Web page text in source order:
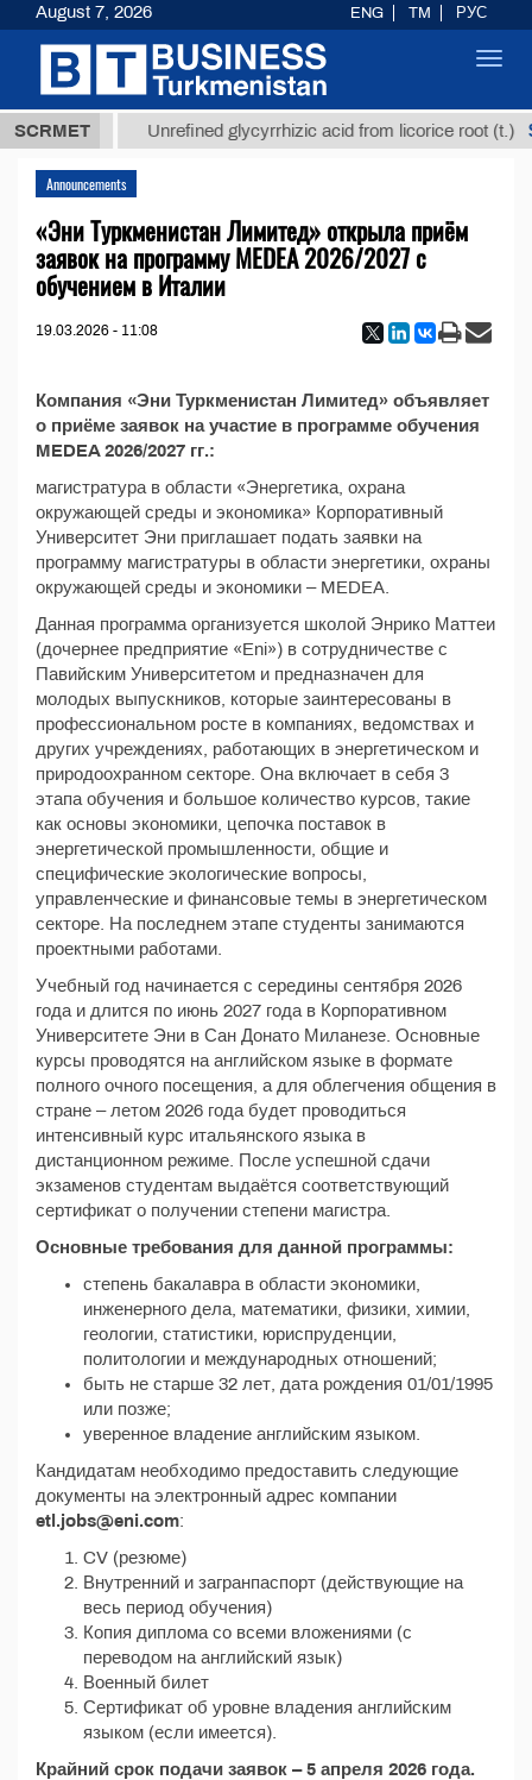
SCRMET
ТМТ Unrefined glycyrrhizic acid from licorice root (t.)
Announcements
«Эни Туркменистан Лимитед» открыла приём
заявок на программу MEDEA 2026/2027 с
обучением в Италии
19.03.2026 - 11:08
Компания «Эни Туркменистан Лимитед» объявляет
о приёме заявок на участие в программе обучения
MEDEA 2026/2027 гг.:
магистратура в области «Энергетика, охрана
окружающей среды и экономика» Корпоративный
Университет Эни приглашает подать заявки на
программу магистратуры в области энергетики, охраны
окружающей среды и экономики – MEDEA.
Данная программа организуется школой Энрико Маттеи
(дочернее предприятие «Eni») в сотрудничестве с
Павийским Университетом и предназначен для
молодых выпускников, которые заинтересованы в
профессиональном росте в компаниях, ведомствах и
других учреждениях, работающих в энергетическом и
природоохранном секторе. Она включает в себя 3
этапа обучения и большое количество курсов, такие
как основы экономики, цепочка поставок в
энергетической промышленности, общие и
специфические экологические вопросы,
управленческие и финансовые темы в энергетическом
секторе. На последнем этапе студенты занимаются
проектными работами.
Учебный год начинается с середины сентября 2026
года и длится по июнь 2027 года в Корпоративном
Университете Эни в Сан Донато Миланезе. Основные
курсы проводятся на английском языке в формате
полного очного посещения, а для облегчения общения в
стране – летом 2026 года будет проводиться
интенсивный курс итальянского языка в
дистанционном режиме. После успешной сдачи
экзаменов студентам выдаётся соответствующий
сертификат о получении степени магистра.
Основные требования для данной программы:
степень бакалавра в области экономики,
инженерного дела, математики, физики, химии,
геологии, статистики, юриспруденции,
политологии и международных отношений;
быть не старше 32 лет, дата рождения 01/01/1995
или позже;
уверенное владение английским языком.
Кандидатам необходимо предоставить следующие
документы на электронный адрес компании
etl.jobs@eni.com:
CV (резюме)
Внутренний и загранпаспорт (действующие на
весь период обучения)
Копия диплома со всеми вложениями (с
переводом на английский язык)
Военный билет
Сертификат об уровне владения английским
языком (если имеется).
Крайний срок подачи заявок – 5 апреля 2026 года.
August 7, 2026 ENG TM РУС